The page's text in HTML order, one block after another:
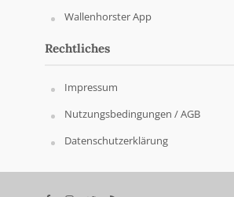
Wallenhorster App
Rechtliches
Impressum
Nutzungsbedingungen / AGB
Datenschutzerklärung